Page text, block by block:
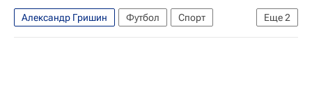
Кубок России по футболу
Еще2
Александр Гришин Футбол
Спорт
Абу-Даби
СССР